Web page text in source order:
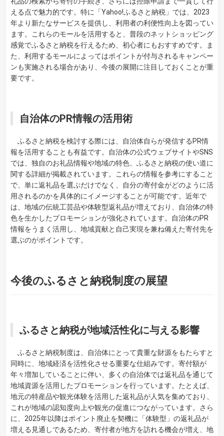
える点で魅力的です。特に「Yahoo!ふるさと納税」では、2023
年より新たなサービスを提供し、利用者の利便性向上を図ってい
ます。これらのモールを活用すると、普段のネットショッピング
感覚でふるさと納税を行えるため、初心者にもおすすめです。ま
た、利用するモールによってはポイントが付与されるキャンペー
ンも実施される場合があり、今後の展開に注目しておくことが重
要です。
自治体のPR情報の活用術
ふるさと納税を検討する際には、自治体自らが発信するPR情
報を活用することも有益です。自治体の公式ウェブサイトやSNS
では、独自のお礼品情報や地域の特色、ふるさと納税の使い道に
関する詳細が掲載されています。これらの情報を参考にすること
で、単に返礼品を選ぶだけでなく、自分の寄付金がどのように活
用されるのかを具体的にイメージすることが可能です。近年で
は、地域の伝統工芸品や体験型返礼品が増えており、自治体の特
色を生かしたプロモーションが強化されています。自治体のPR
情報をうまく活用し、地域貢献と自己実現を兼ね備えた寄付先を
選ぶのがポイントです。
今後のふるさと納税制度の展望
ふるさと納税が地域活性化に与える影響
ふるさと納税制度は、自治体にとって貴重な財源をもたらすと
同時に、地域経済を活性化させる重要な仕組みです。寄付額が
年々増加していることに伴い、多くの自治体では返礼品を通じて
地域資源を活用したプロモーションを行っています。たとえば、
地元の特産品や観光体験を活用した返礼品が人気を集めており、
これが地域の認知度向上や観光の促進につながっています。さら
に、2025年以降はポイント廃止を契機に「体験型」の返礼品が
増える見通しであるため、寄付者が地方を訪れる機会が増え、地